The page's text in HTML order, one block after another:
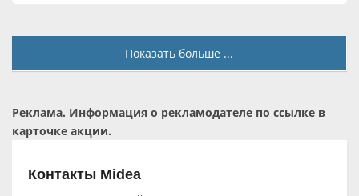
Показать больше ...
Реклама. Информация о рекламодателе по ссылке в
карточке акции.
Контакты Midea